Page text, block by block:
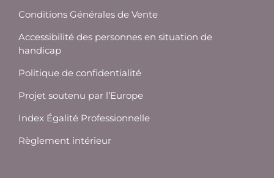
Conditions Générales de Vente
Accessibilité des personnes en situation de
handicap
Politique de confidentialité
Projet soutenu par l’Europe
Index Égalité Professionnelle
Règlement intérieur